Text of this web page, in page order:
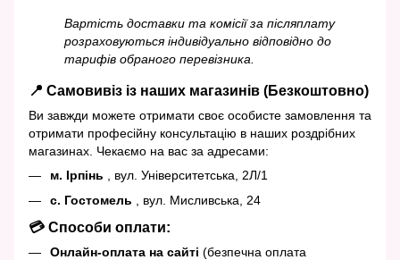
Вартість доставки та комісії за післяплату
розраховуються індивідуально відповідно до
тарифів обраного перевізника.
📍 Самовивіз із наших магазинів (Безкоштовно)
Ви завжди можете отримати своє особисте замовлення та
отримати професійну консультацію в наших роздрібних
магазинах. Чекаємо на вас за адресами:
м. Ірпінь , вул. Університетська, 2Л/1
с. Гостомель , вул. Мисливська, 24
💳 Способи оплати:
Онлайн-оплата на сайті (безпечна оплата